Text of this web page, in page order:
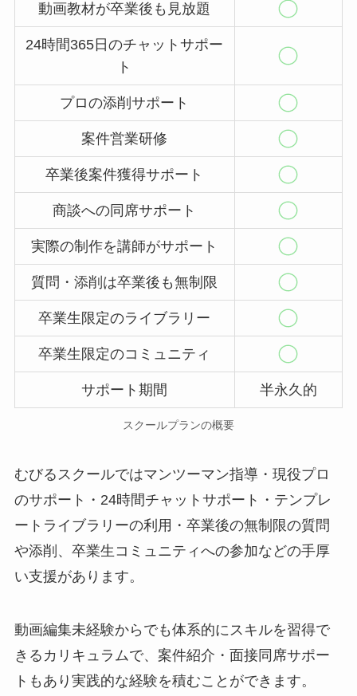
動画教材が卒業後も見放題
24時間365日のチャットサポー
ト
プロの添削サポート
案件営業研修
卒業後案件獲得サポート
商談への同席サポート
実際の制作を講師がサポート
質問・添削は卒業後も無制限
卒業生限定のライブラリー
卒業生限定のコミュニティ
サポート期間 半永久的
スクールプランの概要
むびるスクールではマンツーマン指導・現役プロ
のサポート・24時間チャットサポート・テンプレ
ートライブラリーの利用・卒業後の無制限の質問
や添削、卒業生コミュニティへの参加などの手厚
い支援があります。
動画編集未経験からでも体系的にスキルを習得で
きるカリキュラムで、案件紹介・面接同席サポー
トもあり実践的な経験を積むことができます。